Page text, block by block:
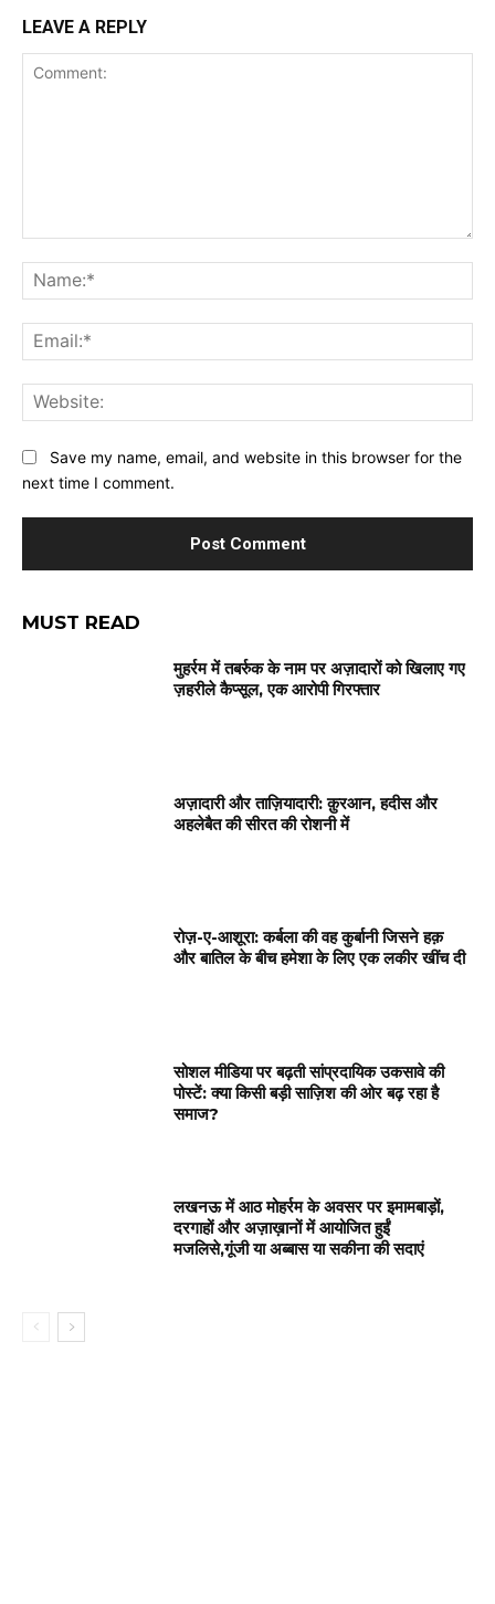
LEAVE A REPLY
Save my name, email, and website in this browser for the
next time I comment.
MUST READ
मुहर्रम में तबर्रुक के नाम पर अज़ादारों को खिलाए गए
ज़हरीले कैप्सूल, एक आरोपी गिरफ्तार
अज़ादारी और ताज़ियादारी: क़ुरआन, हदीस और
अहलेबैत की सीरत की रोशनी में
रोज़-ए-आशूरा: कर्बला की वह कुर्बानी जिसने हक़
और बातिल के बीच हमेशा के लिए एक लकीर खींच दी
सोशल मीडिया पर बढ़ती सांप्रदायिक उकसावे की
पोस्टें: क्या किसी बड़ी साज़िश की ओर बढ़ रहा है
समाज?
लखनऊ में आठ मोहर्रम के अवसर पर इमामबाड़ों,
दरगाहों और अज़ाख़ानों में आयोजित हुईं
मजलिसे,गूंजी या अब्बास या सकीना की सदाएं